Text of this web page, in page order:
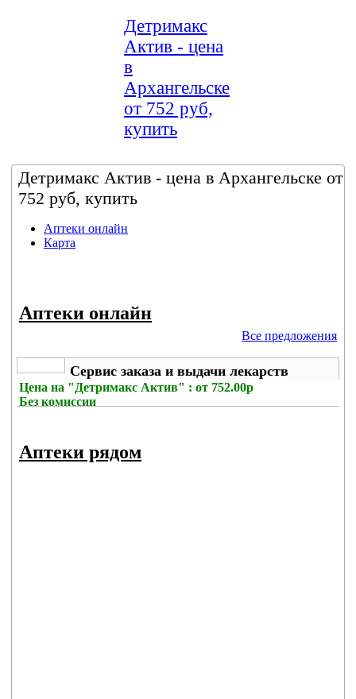
Детримакс
Актив - цена
в
Архангельске
от 752 руб,
купить
Детримакс Актив - цена в Архангельске от
752 руб, купить
Аптеки онлайн
Карта
Аптеки онлайн
Все предложения
Сервис заказа и выдачи лекарств
Цена на "Детримакс Актив" : от 752.00р
Без комиссии
Аптеки рядом